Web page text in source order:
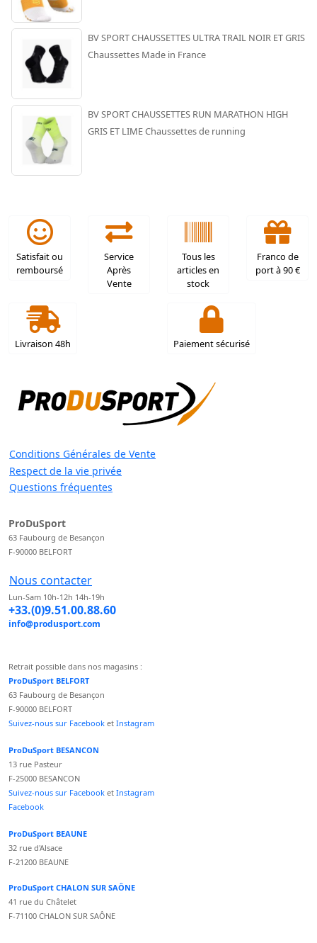
BV SPORT CHAUSSETTES ULTRA TRAIL NOIR ET GRIS
Chaussettes Made in France
BV SPORT CHAUSSETTES RUN MARATHON HIGH
GRIS ET LIME Chaussettes de running
Satisfait ou
remboursé
Service
Après
Vente
Tous les
articles en
stock
Franco de
port à 90 €
Livraison 48h Paiement sécurisé
Conditions Générales de Vente
Respect de la vie privée
Questions fréquentes
ProDuSport
63 Faubourg de Besançon
F-90000 BELFORT
Nous contacter
Lun-Sam 10h-12h 14h-19h
+33.(0)9.51.00.88.60
info@produsport.com
Retrait possible dans nos magasins :
ProDuSport BELFORT
63 Faubourg de Besançon
F-90000 BELFORT
Suivez-nous sur Facebook et Instagram
ProDuSport BESANCON
13 rue Pasteur
F-25000 BESANCON
Suivez-nous sur Facebook et Instagram
Facebook
ProDuSport BEAUNE
32 rue d'Alsace
F-21200 BEAUNE
ProDuSport CHALON SUR SAÔNE
41 rue du Châtelet
F-71100 CHALON SUR SAÔNE